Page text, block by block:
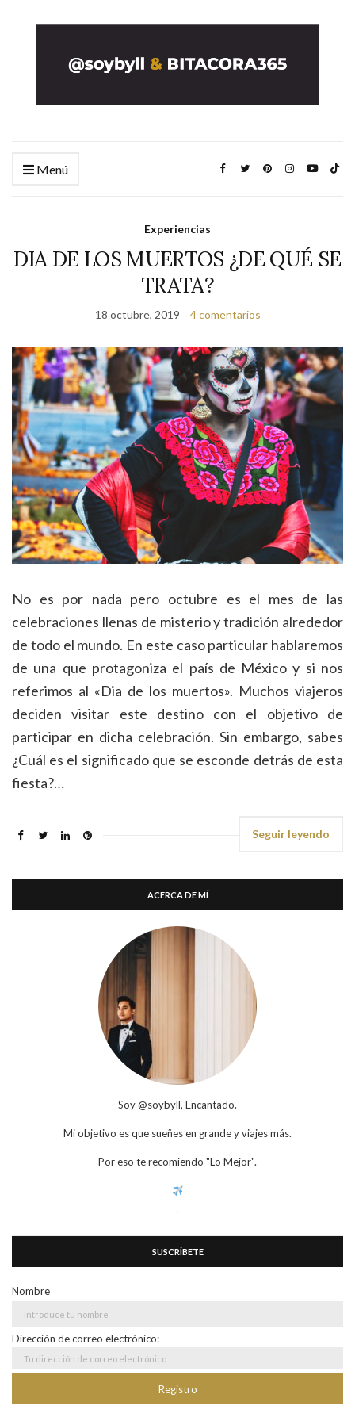
Menú
Experiencias
DIA DE LOS MUERTOS ¿DE QUÉ SE
TRATA?
18 octubre, 2019 4 comentarios
No es por nada pero octubre es el mes de las
celebraciones llenas de misterio y tradición alrededor
de todo el mundo. En este caso particular hablaremos
de una que protagoniza el país de México y si nos
referimos al «Dia de los muertos». Muchos viajeros
deciden visitar este destino con el objetivo de
participar en dicha celebración. Sin embargo, sabes
¿Cuál es el significado que se esconde detrás de esta
fiesta?…
Seguir leyendo
ACERCA DE MÍ
Soy @soybyll, Encantado.
Mi objetivo es que sueñes en grande y viajes más.
Por eso te recomiendo "Lo Mejor".
SUSCRÍBETE
Nombre
Dirección de correo electrónico: